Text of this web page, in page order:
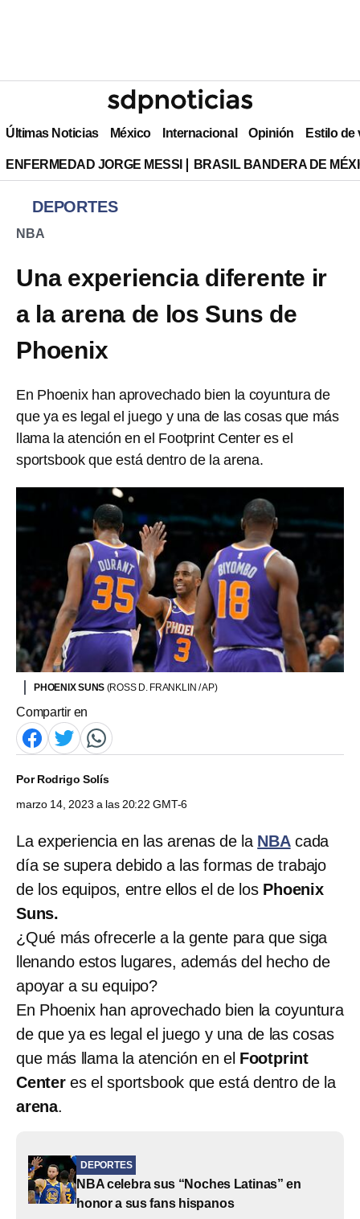
Últimas Noticias México Internacional Opinión Estilo de
ENFERMEDAD JORGE MESSI BRASIL BANDERA DE
DEPORTES
NBA
Una experiencia diferente ir
a la arena de los Suns de
Phoenix
En Phoenix han aprovechado bien la coyuntura de
que ya es legal el juego y una de las cosas que más
llama la atención en el Footprint Center es el
sportsbook que está dentro de la arena.
PHOENIX SUNS (ROSS D. FRANKLIN / AP)
Compartir en
PorRodrigo Solís
marzo 14, 2023 a las 20:22 GMT-6
La experiencia en las arenas de la NBAcada
día se supera debido a las formas de trabajo
de los equipos, entre ellos el de los Phoenix
Suns.
¿Qué más ofrecerle a la gente para que siga
llenando estos lugares, además del hecho de
apoyar a su equipo?
En Phoenix han aprovechado bien la coyuntura
de que ya es legal el juego y una de las cosas
que más llama la atención en el Footprint
Centeres el sportsbook que está dentro de la
arena.
DEPORTES
NBA celebra sus “Noches Latinas” en
honor a sus fans hispanos